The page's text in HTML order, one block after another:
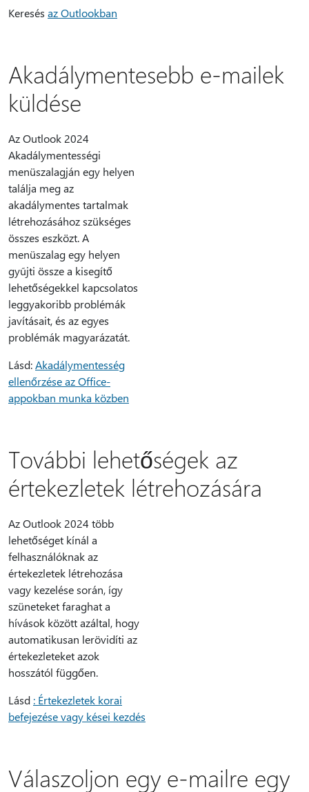
Keresés az Outlookban
Akadálymentesebb e-mailek
küldése
Az Outlook 2024
Akadálymentességi
menüszalagján egy helyen
találja meg az
akadálymentes tartalmak
létrehozásához szükséges
összes eszközt. A
menüszalag egy helyen
gyűjti össze a kisegítő
lehetőségekkel kapcsolatos
leggyakoribb problémák
javításait, és az egyes
problémák magyarázatát.
Lásd:Akadálymentesség
ellenőrzése az Office-
appokban munka közben
További lehetőségek az
értekezletek létrehozására
Az Outlook 2024 több
lehetőséget kínál a
felhasználóknak az
értekezletek létrehozása
vagy kezelése során, így
szüneteket faraghat a
hívások között azáltal, hogy
automatikusan lerövidíti az
értekezleteket azok
hosszától függően.
Lásd : Értekezletek korai
befejezése vagy kései kezdés
Válaszoljon egy e-mailre egy